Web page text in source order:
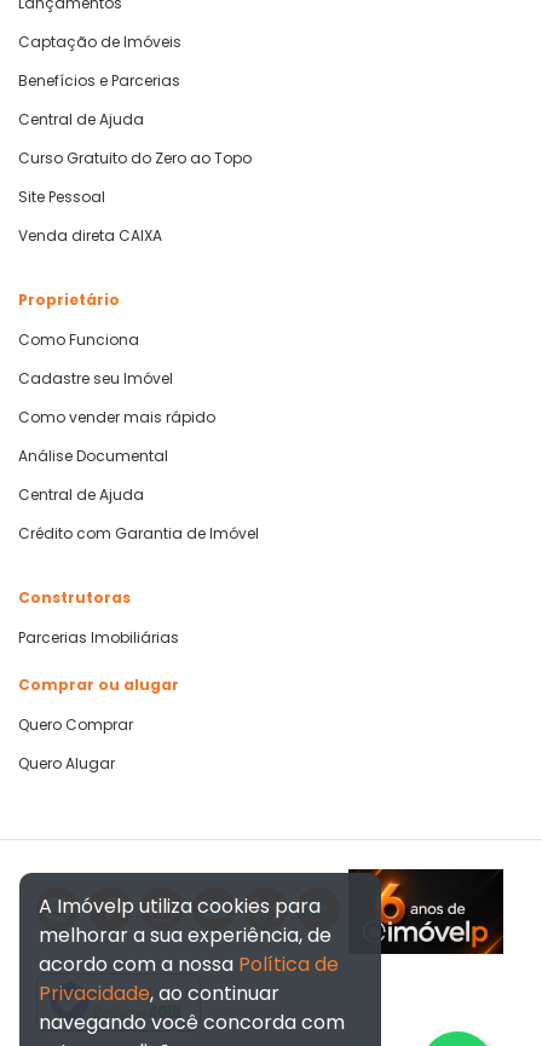
Captação de Imóveis
Benefícios e Parcerias
Central de Ajuda
Curso Gratuito do Zero ao Topo
Site Pessoal
Venda direta CAIXA
Proprietário
Como Funciona
Cadastre seu Imóvel
Como vender mais rápido
Análise Documental
Central de Ajuda
Crédito com Garantia de Imóvel
Construtoras
Parcerias Imobiliárias
Comprar ou alugar
Quero Comprar
Quero Alugar
Verificada por
A Imóvelp utiliza cookies para
melhorar a sua experiência, de
acordo com a nossa Política de
Privacidade, ao continuar
navegando você concorda com